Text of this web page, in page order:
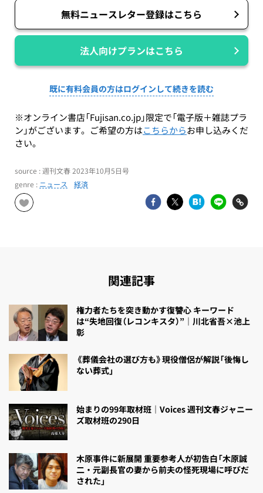
無料ニュースレター登録はこちら
法人向けプランはこちら
既に有料会員の方はログインして続きを読む
※オンライン書店「Fujisan.co.jp」限定で「電子版＋雑誌プラ
ン」がございます。ご希望の方はこちらからお申し込みくだ
さい。
source : 週刊文春 2023年10月5日号
genre : ニュース 経済
関連記事
権力者たちを突き動かす復讐心 キーワード
は“失地回復（レコンキスタ）”｜川北省吾×池上
彰
《葬儀会社の選び方も》現役僧侶が解説「後悔し
ない葬式」
始まりの99年取材班｜Voices 週刊文春ジャニー
ズ取材班の290日
木原事件に新展開 重要参考人が初告白「木原誠
二・元副長官の妻から前夫の怪死現場に呼びだ
された」